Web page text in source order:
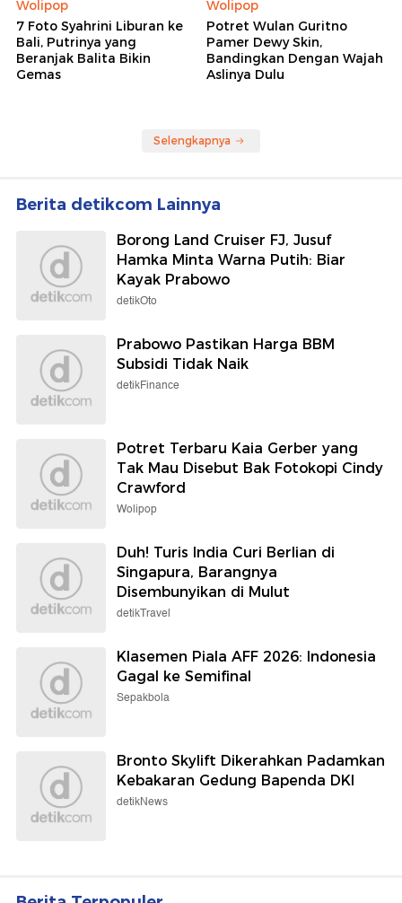
Wolipop
7 Foto Syahrini Liburan ke
Bali, Putrinya yang
Beranjak Balita Bikin
Gemas
Wolipop
Potret Wulan Guritno
Pamer Dewy Skin,
Bandingkan Dengan Wajah
Aslinya Dulu
Selengkapnya
Berita detikcom Lainnya
Borong Land Cruiser FJ, Jusuf
Hamka Minta Warna Putih: Biar
Kayak Prabowo
detikOto
Prabowo Pastikan Harga BBM
Subsidi Tidak Naik
detikFinance
Potret Terbaru Kaia Gerber yang
Tak Mau Disebut Bak Fotokopi Cindy
Crawford
Wolipop
Duh! Turis India Curi Berlian di
Singapura, Barangnya
Disembunyikan di Mulut
detikTravel
Klasemen Piala AFF 2026: Indonesia
Gagal ke Semifinal
Sepakbola
Bronto Skylift Dikerahkan Padamkan
Kebakaran Gedung Bapenda DKI
detikNews